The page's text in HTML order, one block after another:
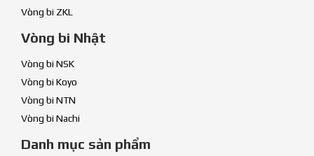
Vòng bi ZKL
Vòng bi Nhật
Vòng bi NSK
Vòng bi Koyo
Vòng bi NTN
Vòng bi Nachi
Danh mục sản phẩm